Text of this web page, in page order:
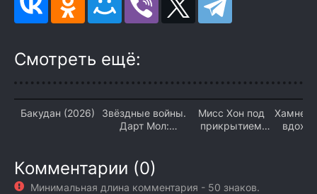
Смотреть ещё:
Бакудан (2026)
Звёздные войны.
Дарт Мол:
Мисс Хон под
прикрытием
Хамнет:
Комментарии (0)
Минимальная длина комментария - 50 знаков.